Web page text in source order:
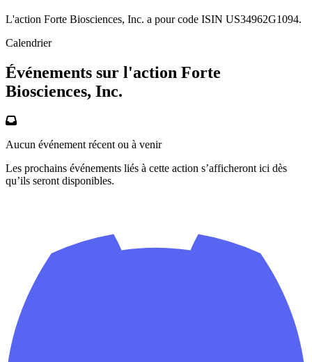
L'action Forte Biosciences, Inc. a pour code ISIN US34962G1094.
Calendrier
Événements sur l'action Forte
Biosciences, Inc.
Aucun événement récent ou à venir
Les prochains événements liés à cette action s’afficheront ici dès
qu’ils seront disponibles.